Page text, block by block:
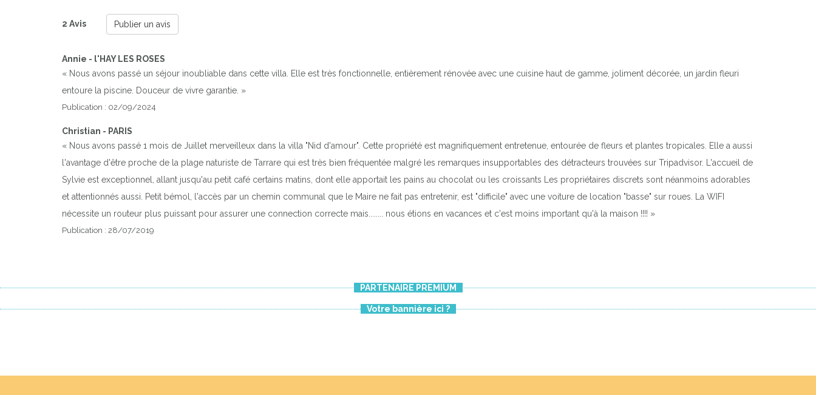
2 Avis Publier un avis
Annie - l'HAY LES ROSES
« Nous avons passé un séjour inoubliable dans cette villa. Elle est très fonctionnelle, entièrement rénovée avec une cuisine haut de gamme, joliment décorée, un jardin fleuri
entoure la piscine. Douceur de vivre garantie. »
Publication : 02/09/2024
Christian - PARIS
« Nous avons passé 1 mois de Juillet merveilleux dans la villa "Nid d'amour". Cette propriété est magnifiquement entretenue, entourée de fleurs et plantes tropicales. Elle a aussi
l'avantage d'être proche de la plage naturiste de Tarrare qui est très bien fréquentée malgré les remarques insupportables des détracteurs trouvées sur Tripadvisor. L'accueil de
Sylvie est exceptionnel, allant jusqu'au petit café certains matins, dont elle apportait les pains au chocolat ou les croissants Les propriétaires discrets sont néanmoins adorables
et attentionnés aussi. Petit bémol, l'accès par un chemin communal que le Maire ne fait pas entretenir, est "difficile" avec une voiture de location "basse" sur roues. La WIFI
nécessite un routeur plus puissant pour assurer une connection correcte mais........ nous étions en vacances et c'est moins important qu'à la maison !!!! »
Publication : 28/07/2019
PARTENAIRE PREMIUM
Votre bannière ici ?